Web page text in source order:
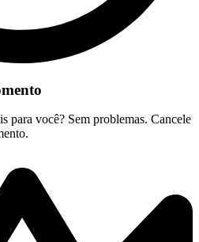
para você? Sem problemas. Cancele